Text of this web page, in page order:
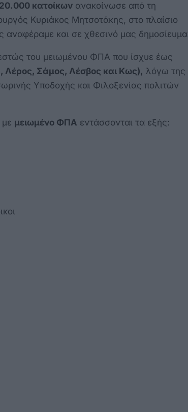
κατοίκων ανακοίνωσε από τη
Κυριάκος Μητσοτάκης, στο πλαίσιο
και σε χθεσινό μας δημοσίευμα
του μειωμένου ΦΠΑ που ίσχυε έως
Λέρος, Σάμος, Λέσβος και Κως), λόγω της
Υποδοχής και Φιλοξενίας πολιτών
μειωμένο ΦΠΑ εντάσσονται τα εξής: